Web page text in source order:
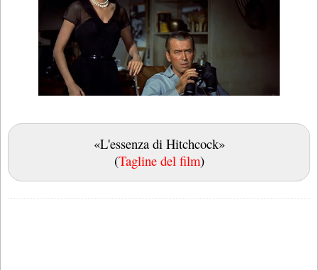
«L'essenza di Hitchcock»
(Tagline del film)